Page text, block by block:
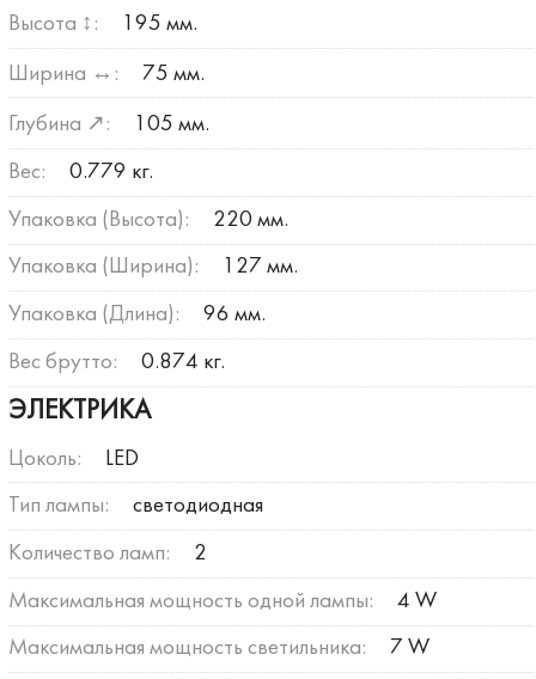
Высота ↕: 195 мм.
Ширина ↔: 75 мм.
Глубина ↗: 105 мм.
Вес: 0.779 кг.
Упаковка (Высота): 220 мм.
Упаковка (Ширина): 127 мм.
Упаковка (Длина): 96 мм.
Вес брутто: 0.874 кг.
ЭЛЕКТРИКА
Цоколь: LED
Тип лампы: светодиодная
Количество ламп: 2
Максимальная мощность одной лампы: 4 W
Максимальная мощность светильника: 7 W